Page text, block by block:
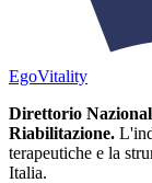
EgoVitality
Direttorio
Riabilitazione.
terapeutiche e la
Italia.